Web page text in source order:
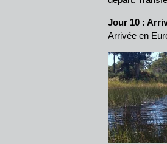
Jour 10 :
Arrivée en